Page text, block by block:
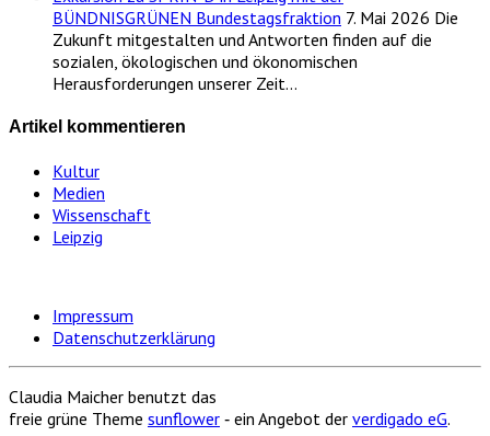
BÜNDNISGRÜNEN Bundestagsfraktion 7. Mai 2026 Die
Zukunft mitgestalten und Antworten finden auf die
sozialen, ökologischen und ökonomischen
Herausforderungen unserer Zeit…
Artikel kommentieren
Kultur
Medien
Wissenschaft
Leipzig
Impressum
Datenschutzerklärung
Claudia Maicher benutzt das
freie grüne Theme sunflower ‐ ein Angebot der verdigado eG.